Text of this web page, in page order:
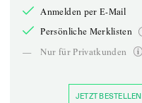
Anmelden per E-Mail
Persönliche Merklisten
—
Nur für Privatkunden
JETZT BESTELLEN